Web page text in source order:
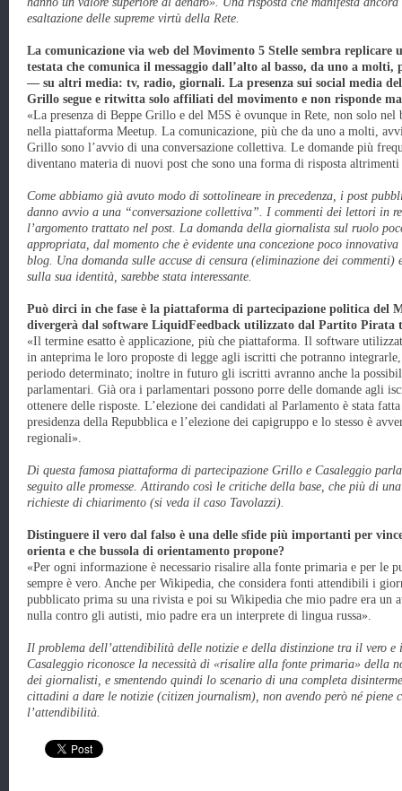
esaltazione delle supreme virtù della Rete.
La comunicazione via web del Movimento 5 Stelle sembra replicare
testata che comunica il messaggio dall’alto al basso, da uno a
— su altri media: tv, radio, giornali. La presenza sui social media del
Grillo segue e ritwitta solo affiliati del movimento e non risponde
«La presenza di Beppe Grillo e del M5S è ovunque in Rete, non solo
nella piattaforma Meetup. La comunicazione, più che da uno a molti,
Grillo sono l’avvio di una conversazione collettiva. Le domande più
diventano materia di nuovi post che sono una forma di risposta
Come abbiamo già avuto modo di sottolineare in precedenza, i post
danno avvio a una “conversazione collettiva”. I commenti dei lettori in
l’argomento trattato nel post. La domanda della giornalista sul ruolo
appropriata, dal momento che è evidente una concezione poco
blog. Una domanda sulle accuse di censura (eliminazione dei
sulla sua identità, sarebbe stata interessante.
Può dirci in che fase è la piattaforma di partecipazione politica del
divergerà dal software LiquidFeedback utilizzato dal Partito Pirata
«Il termine esatto è applicazione, più che piattaforma. Il software
in anteprima le loro proposte di legge agli iscritti che potranno
periodo determinato; inoltre in futuro gli iscritti avranno anche la
parlamentari. Già ora i parlamentari possono porre delle domande agli
ottenere delle risposte. L’elezione dei candidati al Parlamento è stata
presidenza della Repubblica e l’elezione dei capigruppo e lo stesso è
regionali».
Di questa famosa piattaforma di partecipazione Grillo e Casaleggio
seguito alle promesse. Attirando così le critiche della base, che più di
richieste di chiarimento (si veda il caso Tavolazzi).
Distinguere il vero dal falso è una delle sfide più importanti per
orienta e che bussola di orientamento propone?
«Per ogni informazione è necessario risalire alla fonte primaria e per le
sempre è vero. Anche per Wikipedia, che considera fonti attendibili i
pubblicato prima su una rivista e poi su Wikipedia che mio padre era un
nulla contro gli autisti, mio padre era un interprete di lingua russa».
Il problema dell’attendibilità delle notizie e della distinzione tra il vero e
Casaleggio riconosce la necessità di «risalire alla fonte primaria» della
dei giornalisti, e smentendo quindi lo scenario di una completa
cittadini a dare le notizie (citizen journalism), non avendo però né piene
l’attendibilità.